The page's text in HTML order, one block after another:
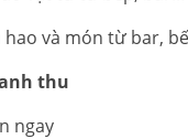
hao và món từ bar,
thu
ngay